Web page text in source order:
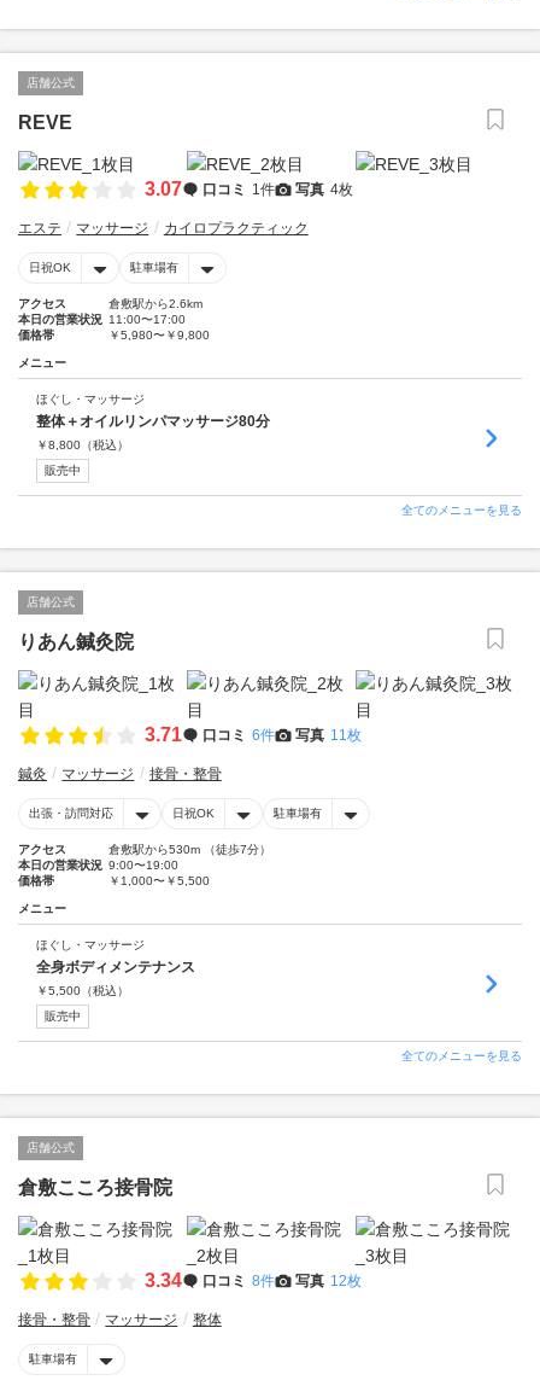
店舗公式
REVE
3.07 口コミ 1件 写真 4枚
エステ マッサージ カイロプラクティック
日祝OK 駐車場有
アクセス
倉敷駅から2.6km
本日の営業状況 11:00〜17:00
価格帯
￥5,980〜￥9,800
メニュー
ほぐし・マッサージ
整体＋オイルリンパマッサージ80分
￥8,800 （税込）
販売中
全てのメニューを見る
店舗公式
りあん鍼灸院
3.71 口コミ 6件 写真 11枚
鍼灸 マッサージ 接骨・整骨
出張・訪問対応 日祝OK 駐車場有
アクセス
倉敷駅から530m （徒歩7分）
本日の営業状況 9:00〜19:00
価格帯
￥1,000〜￥5,500
メニュー
ほぐし・マッサージ
全身ボディメンテナンス
￥5,500 （税込）
販売中
全てのメニューを見る
店舗公式
倉敷こころ接骨院
3.34 口コミ 8件 写真 12枚
接骨・整骨 マッサージ 整体
駐車場有